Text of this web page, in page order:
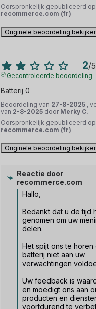
Oorspronkelijk gepubliceerd op
recommerce.com (fr)
Originele beoordeling
2/5
Gecontroleerde beoordeling
Batterij 0
Beoordeling van 27-8-2025 ,
van 2-8-2025 door Merky C.
Oorspronkelijk gepubliceerd op
recommerce.com (fr)
Originele beoordeling
Reactie door
recommerce.com
Hallo,
Bedankt dat u de tijd
genomen om uw
delen.
Het spijt ons te horen
batterij niet aan uw
verwachtingen
Uw feedback is
en moedigt ons aan
producten en
voortdurend te